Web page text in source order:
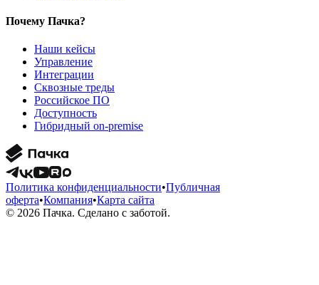
Почему Пачка?
Наши кейсы
Управление
Интеграции
Сквозные треды
Российское ПО
Доступность
Гибридный on-premise
Политика конфиденциальности•Публичная
оферта•Компания•Карта сайта
© 2026 Пачка. Сделано с заботой.